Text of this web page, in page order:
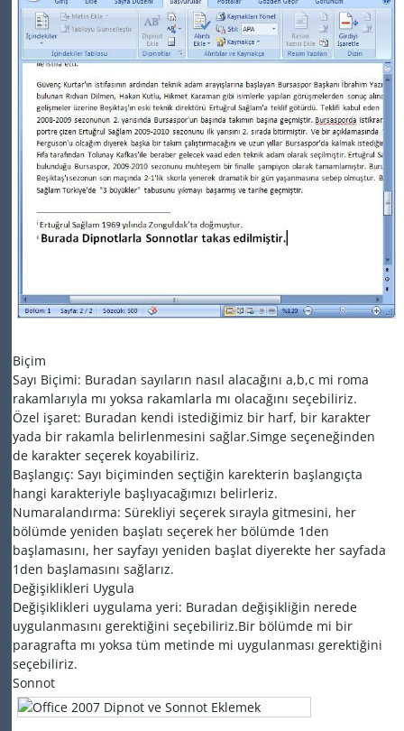
Biçim
Sayı Biçimi: Buradan sayıların nasıl alacağını a,b,c mi roma
rakamlarıyla mı yoksa rakamlarla mı olacağını seçebiliriz.
Özel işaret: Buradan kendi istediğimiz bir harf, bir karakter
yada bir rakamla belirlenmesini sağlar.Simge seçeneğinden
de karakter seçerek koyabiliriz.
Başlangıç: Sayı biçiminden seçtiğin karekterin başlangıçta
hangi karakteriyle başlıyacağımızı belirleriz.
Numaralandırma: Sürekliyi seçerek sırayla gitmesini, her
bölümde yeniden başlatı seçerek her bölümde 1den
başlamasını, her sayfayı yeniden başlat diyerekte her sayfada
1den başlamasını sağlarız.
Değişiklikleri Uygula
Değişiklikleri uygulama yeri: Buradan değişikliğin nerede
uygulanmasını gerektiğini seçebiliriz.Bir bölümde mi bir
paragrafta mı yoksa tüm metinde mi uygulanması gerektiğini
seçebiliriz.
Sonnot